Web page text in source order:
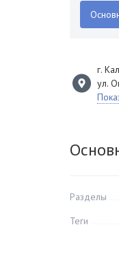
г.
ул.
Разделы
Теги